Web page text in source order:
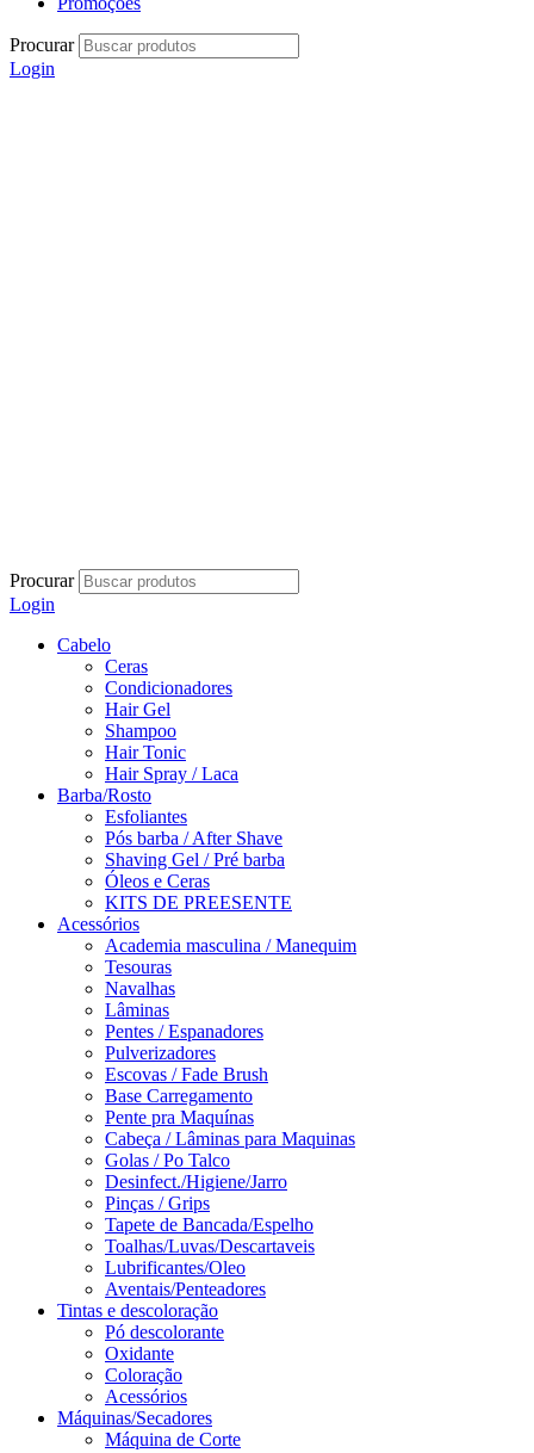
Procurar
Login
Procurar
Login
Cabelo
Ceras
Condicionadores
Hair Gel
Shampoo
Hair Tonic
Hair Spray / Laca
Barba/Rosto
Esfoliantes
Pós barba / After Shave
Shaving Gel / Pré barba
Óleos e Ceras
KITS DE PREESENTE
Acessórios
Academia masculina / Manequim
Tesouras
Navalhas
Lâminas
Pentes / Espanadores
Pulverizadores
Escovas / Fade Brush
Base Carregamento
Pente pra Maquínas
Cabeça / Lâminas para Maquinas
Golas / Po Talco
Desinfect./Higiene/Jarro
Pinças / Grips
Tapete de Bancada/Espelho
Toalhas/Luvas/Descartaveis
Lubrificantes/Oleo
Aventais/Penteadores
Tintas e descoloração
Pó descolorante
Oxidante
Coloração
Acessórios
Máquinas/Secadores
Máquina de Corte